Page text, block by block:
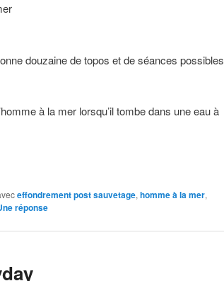
douzaine de topos et de séances possibles
à la mer lorsqu’il tombe dans une eau à
effondrement post sauvetage, homme à la mer,
réponse